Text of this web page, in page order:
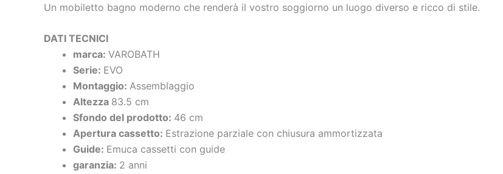
Un mobiletto bagno moderno che renderà il vostro soggiorno un luogo diverso e ricco di stile.
DATI TECNICI
marca: VAROBATH
Serie: EVO
Montaggio: Assemblaggio
Altezza 83.5 cm
Sfondo del prodotto: 46 cm
Apertura cassetto: Estrazione parziale con chiusura ammortizzata
Guide: Emuca cassetti con guide
garanzia: 2 anni